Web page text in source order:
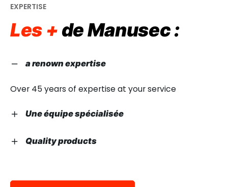
EXPERTISE
Les + de Manusec :
a renown expertise
Over 45 years of expertise at your service
Une équipe spécialisée
A team specialized in hotel comfort and hygiene
Quality products
and aesthetics